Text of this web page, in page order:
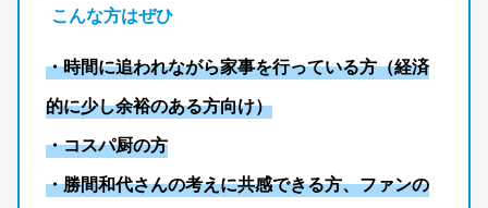
こんな方はぜひ
・時間に追われながら家事を行っている方（経済
的に少し余裕のある方向け）
・コスパ厨の方
・勝間和代さんの考えに共感できる方、ファンの